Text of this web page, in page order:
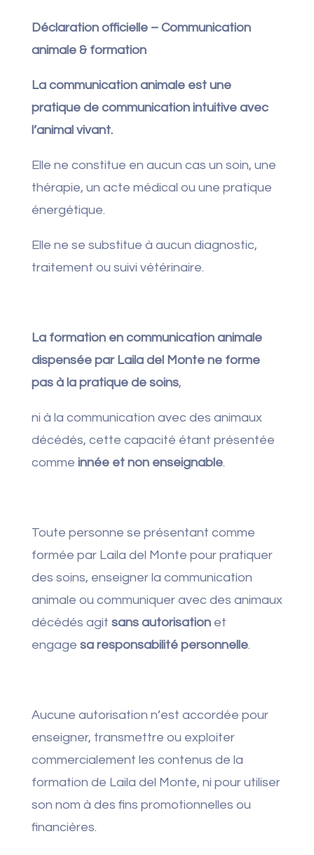
Déclaration officielle – Communication
animale & formation
La communication animale est une
pratique de communication intuitive avec
l’animal vivant.
Elle ne constitue en aucun cas un soin, une
thérapie, un acte médical ou une pratique
énergétique.
Elle ne se substitue à aucun diagnostic,
traitement ou suivi vétérinaire.
La formation en communication animale
dispensée par Laila del Monte ne forme
pas à la pratique de soins,
ni à la communication avec des animaux
décédés, cette capacité étant présentée
comme innée et non enseignable.
Toute personne se présentant comme
formée par Laila del Monte pour pratiquer
des soins, enseigner la communication
animale ou communiquer avec des animaux
décédés agit sans autorisationet
engage sa responsabilité personnelle.
Aucune autorisation n’est accordée pour
enseigner, transmettre ou exploiter
commercialement les contenus de la
formation de Laila del Monte, ni pour utiliser
son nom à des fins promotionnelles ou
financières.